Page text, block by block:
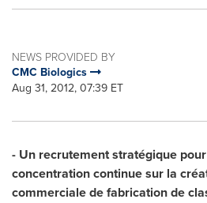
NEWS PROVIDED BY
CMC Biologics
Aug 31, 2012, 07:39 ET
- Un recrutement stratégique
concentration continue sur la
commerciale de fabrication de